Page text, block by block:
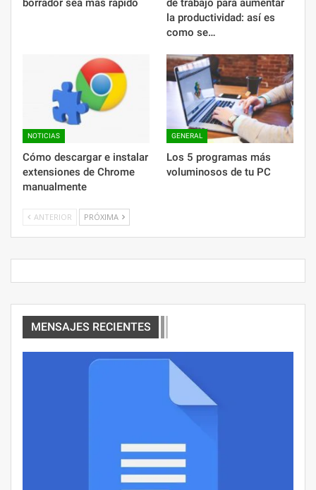
la productividad: así es
como se…
NOTICIAS
Cómo descargar e instalar
extensiones de Chrome
manualmente
GENERAL
Los 5 programas más
voluminosos de tu PC
ANTERIOR PRÓXIMA
MENSAJES RECIENTES